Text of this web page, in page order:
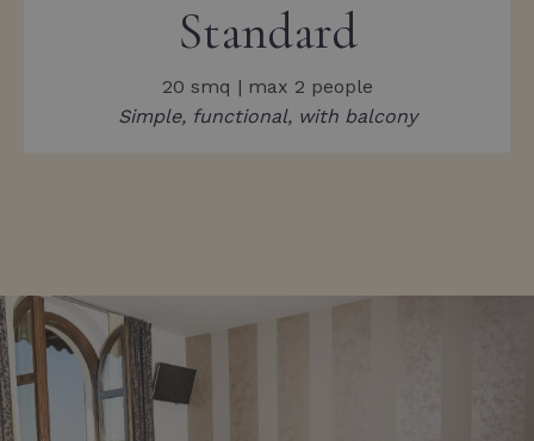
Standard
20 smq | max 2 people
Simple, functional, with balcony